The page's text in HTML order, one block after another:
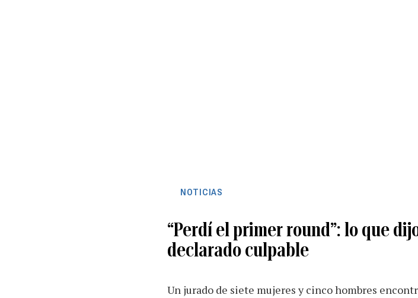
NOTICIAS
“Perdí el primer round”: lo que
declarado culpable
Un jurado de siete mujeres y cinco hombres